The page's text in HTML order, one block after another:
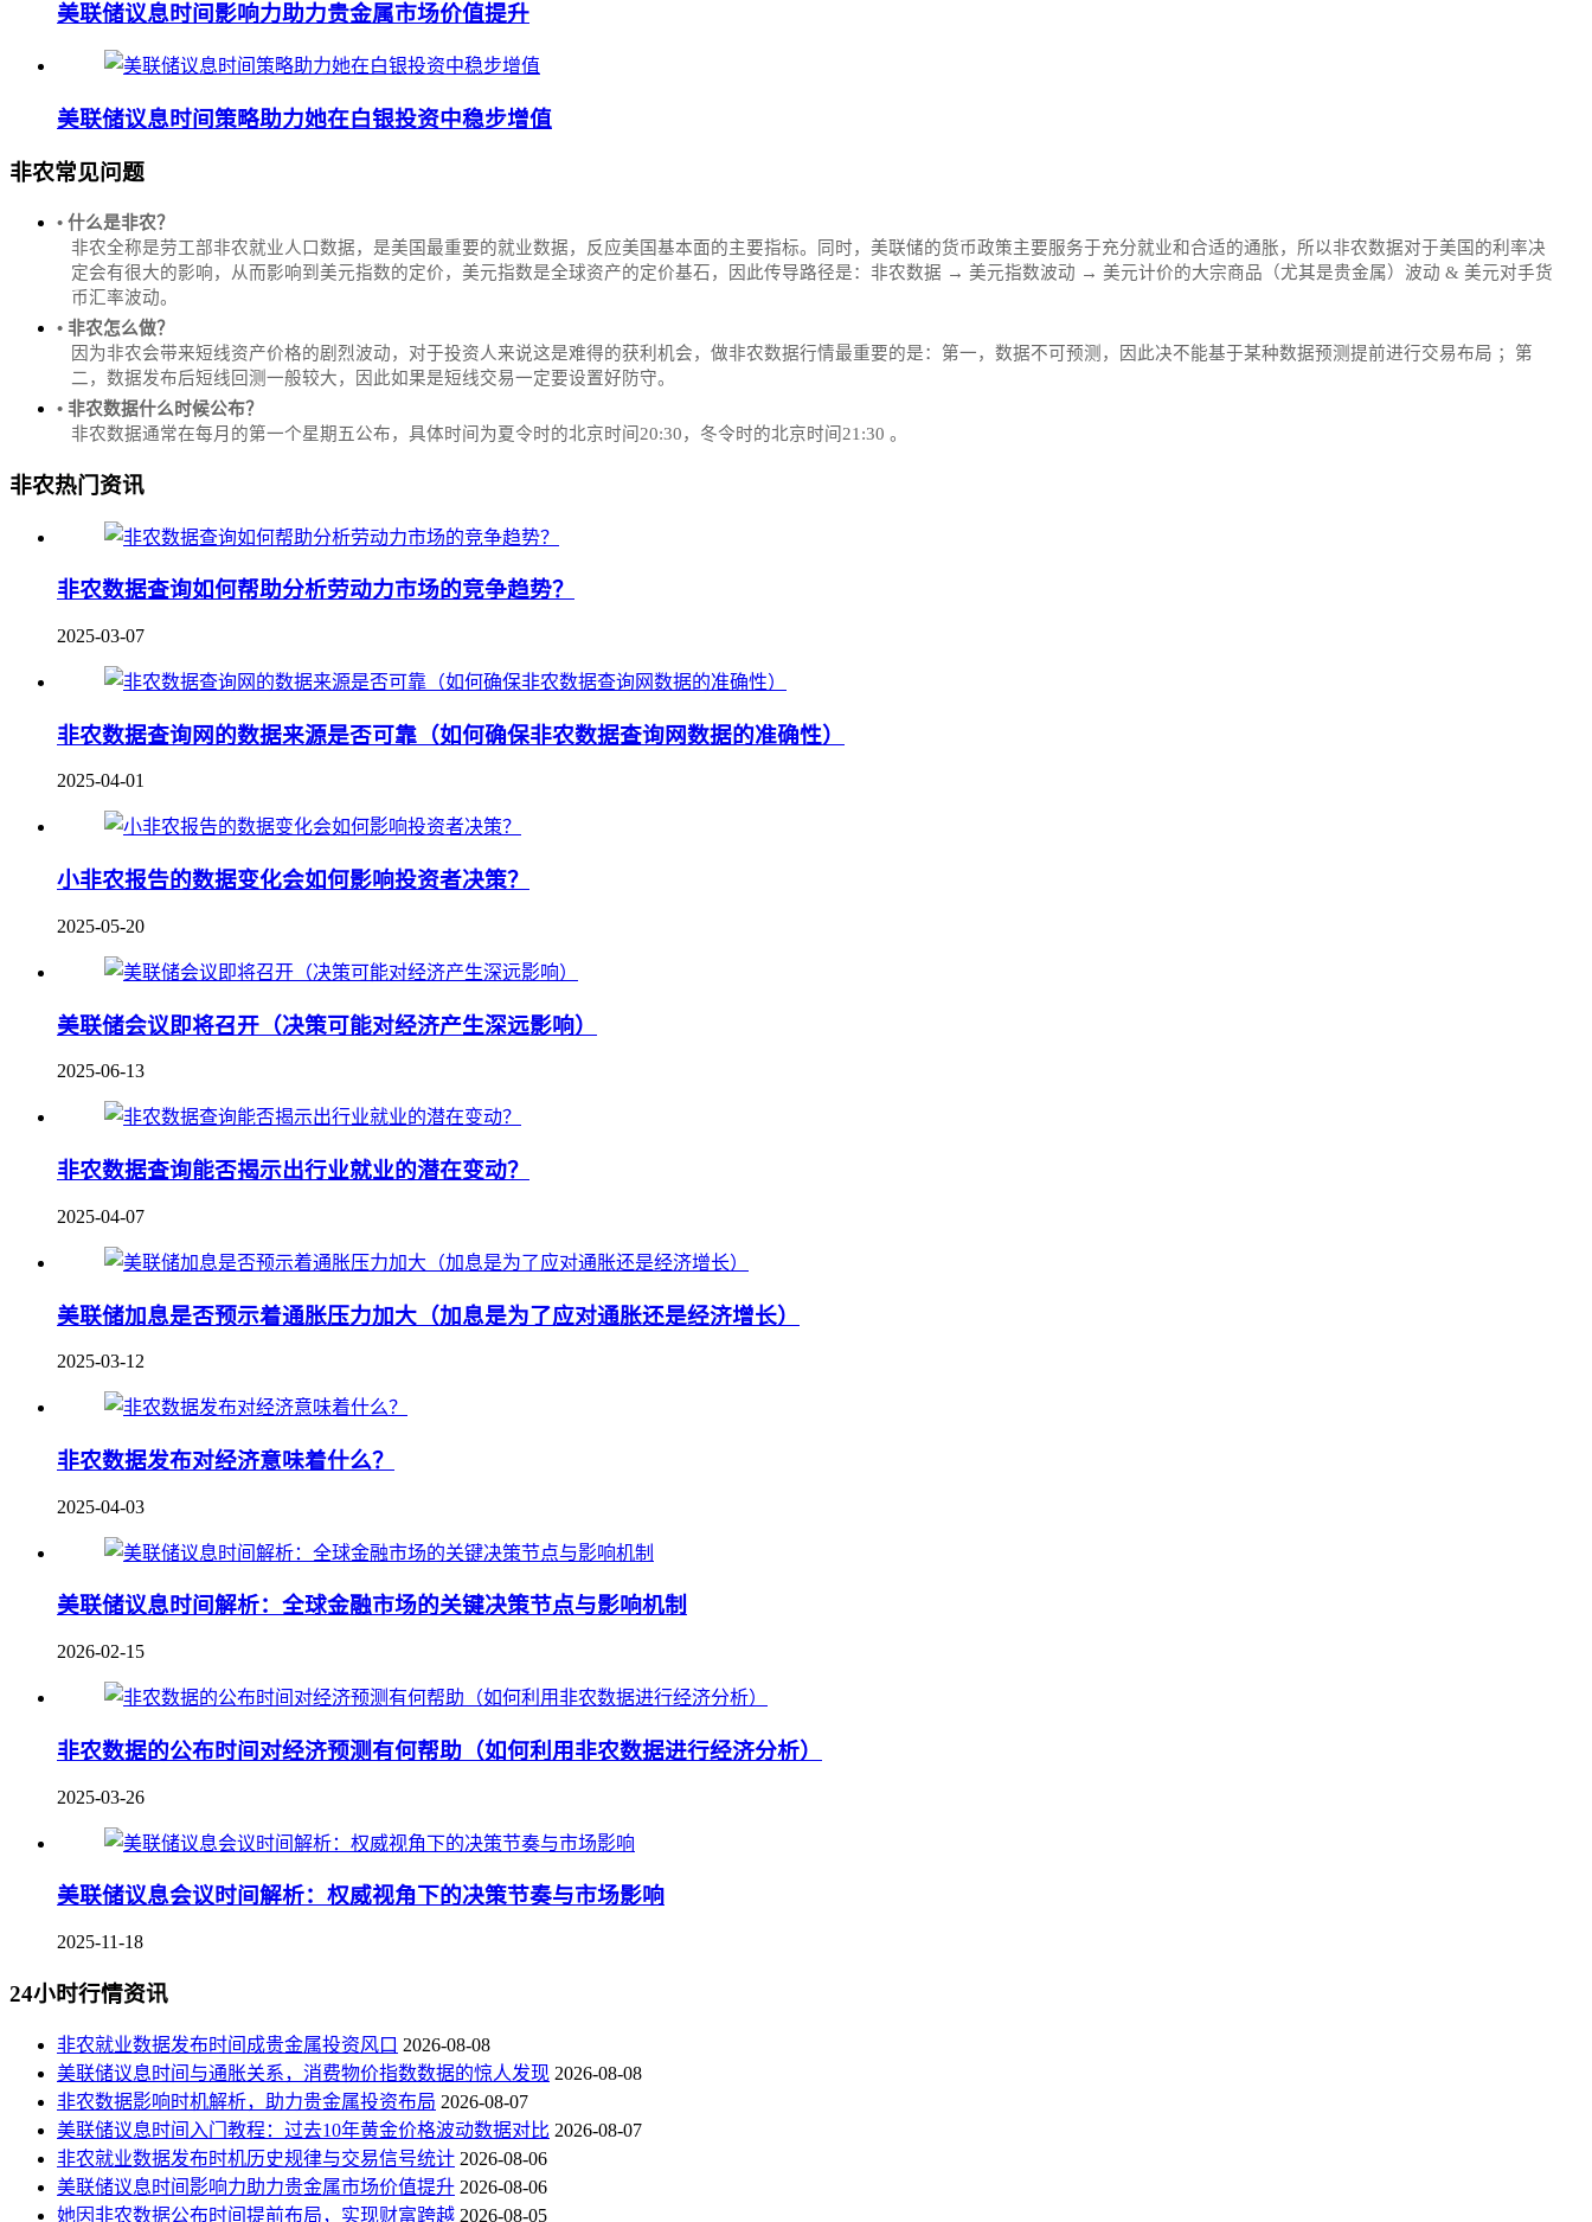
美联储议息时间影响力助力贵金属市场价值提升
美联储议息时间策略助力她在白银投资中稳步增值
非农常见问题
• 什么是非农？
非农全称是劳工部非农就业人口数据，是美国最重要的就业数据，反应美国基本面的主要指标。同时，美联储的货币政策主要服务于充分就业和合适的通胀，所以非农数据对于美国的利率决
定会有很大的影响，从而影响到美元指数的定价，美元指数是全球资产的定价基石，因此传导路径是：非农数据 → 美元指数波动 → 美元计价的大宗商品（尤其是贵金属）波动 & 美元对手货
币汇率波动。
• 非农怎么做？
因为非农会带来短线资产价格的剧烈波动，对于投资人来说这是难得的获利机会，做非农数据行情最重要的是：第一，数据不可预测，因此决不能基于某种数据预测提前进行交易布局 ；第
二，数据发布后短线回测一般较大，因此如果是短线交易一定要设置好防守。
• 非农数据什么时候公布？
‌非农数据通常在每月的第一个星期五公布，具体时间为夏令时的北京时间20:30，冬令时的北京时间21:30‌‌ 。
非农热门资讯
非农数据查询如何帮助分析劳动力市场的竞争趋势？
2025-03-07
非农数据查询网的数据来源是否可靠（如何确保非农数据查询网数据的准确性）
2025-04-01
小非农报告的数据变化会如何影响投资者决策？
2025-05-20
美联储会议即将召开（决策可能对经济产生深远影响）
2025-06-13
非农数据查询能否揭示出行业就业的潜在变动？
2025-04-07
美联储加息是否预示着通胀压力加大（加息是为了应对通胀还是经济增长）
2025-03-12
非农数据发布对经济意味着什么？
2025-04-03
美联储议息时间解析：全球金融市场的关键决策节点与影响机制
2026-02-15
非农数据的公布时间对经济预测有何帮助（如何利用非农数据进行经济分析）
2025-03-26
美联储议息会议时间解析：权威视角下的决策节奏与市场影响
2025-11-18
24小时行情资讯
非农就业数据发布时间成贵金属投资风口 2026-08-08
美联储议息时间与通胀关系，消费物价指数数据的惊人发现 2026-08-08
非农数据影响时机解析，助力贵金属投资布局 2026-08-07
美联储议息时间入门教程：过去10年黄金价格波动数据对比 2026-08-07
非农就业数据发布时机历史规律与交易信号统计 2026-08-06
美联储议息时间影响力助力贵金属市场价值提升 2026-08-06
她因非农数据公布时间提前布局，实现财富跨越 2026-08-05